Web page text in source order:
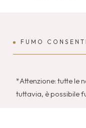
FUMO
*Attenzione: tutte le
tuttavia, è possibile